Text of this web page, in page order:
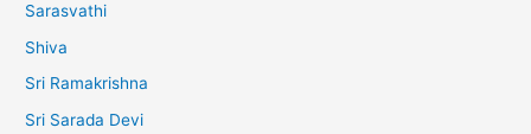
Sarasvathi
Shiva
Sri Ramakrishna
Sri Sarada Devi